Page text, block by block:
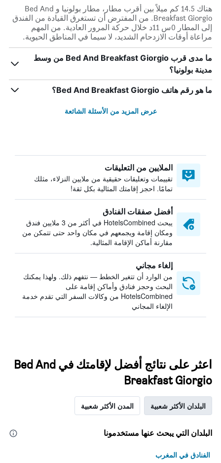
هناك 14.5 كم ميلاً بين أقرب مطار، مطار بولونيا و Bed And
Breakfast Giorgio. من المفترض أن تستغرق القيادة من الفندق
إلى المطار 0س 11د خلال حركة المرور العادية. من المهم
مراعاة أوقات الازدحام الشديد، لا سيما في المناطق الحيوية.
ما مدى قرب Bed And Breakfast Giorgio من وسط
مدينة بولونيا؟
ما هو رقم هاتف Bed And Breakfast Giorgio؟
عرض المزيد من الأسئلة الشائعة
الملايين من التعليقات
تقييمات وتعليقات حقيقية من ملايين النزلاء، مثلك
تمامًا. احجز إقامتك المثالية بكل ثقة!
أفضل صفقات الفنادق
يبحث HotelsCombined في أكثر من 3 ملايين فندق
ومكان إقامة ويجمعهم في مكان واحد حتى تتمكن من
مقارنة أماكن الإقامة المثالية.
إلغاء مجاني
من الوارد أن تتغير الخطط — نتفهم ذلك. ولهذا يمكنك
البحث وحجز فنادق وأماكن إقامة على
HotelsCombined من وكالات السفر التي تقدم خدمة
الإلغاء المجاني
اعثر على نتائج أفضل لإقامتك في Bed And
Breakfast Giorgio
البلدان الأكثر شعبية المدن الأكثر شعبية
البلدان التي يبحث عنها مستخدمونا
الفنادق في المغرب